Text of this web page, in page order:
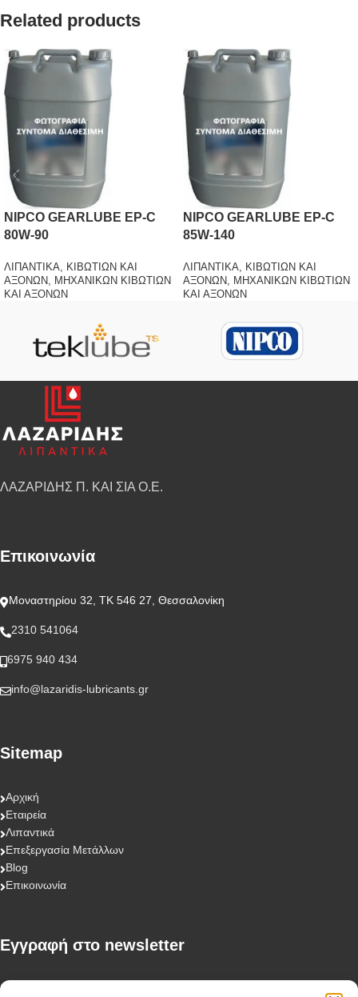
Related products
NIPCO GEARLUBE EP-C
80W-90
ΛΙΠΑΝΤΙΚΑ, ΚΙΒΩΤΙΩΝ ΚΑΙ
ΑΞΟΝΩΝ, ΜΗΧΑΝΙΚΩΝ ΚΙΒΩΤΙΩΝ
ΚΑΙ ΑΞΟΝΩΝ
NIPCO GEARLUBE EP-C
85W-140
ΛΙΠΑΝΤΙΚΑ, ΚΙΒΩΤΙΩΝ ΚΑΙ
ΑΞΟΝΩΝ, ΜΗΧΑΝΙΚΩΝ ΚΙΒΩΤΙΩΝ
ΚΑΙ ΑΞΟΝΩΝ
ΛΑΖΑΡΙΔΗΣ Π. ΚΑΙ ΣΙΑ Ο.Ε.
Επικοινωνία
Μοναστηρίου 32, ΤΚ 546 27, Θεσσαλονίκη
2310 541064
6975 940 434
info@lazaridis-lubricants.gr
Sitemap
Αρχική
Εταιρεία
Λιπαντικά
Επεξεργασία Μετάλλων
Blog
Επικοινωνία
Eγγραφή στο newsletter
First Name